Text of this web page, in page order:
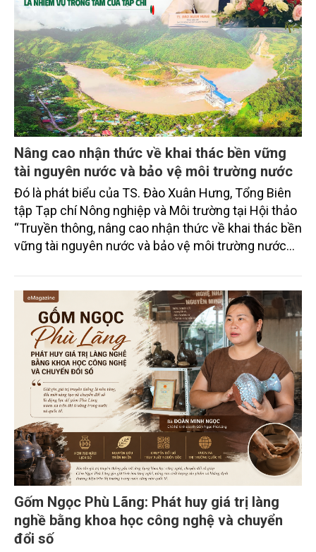
Nâng cao nhận thức về khai thác bền vững
tài nguyên nước và bảo vệ môi trường nước
Đó là phát biểu của TS. Đào Xuân Hưng, Tổng Biên
tập Tạp chí Nông nghiệp và Môi trường tại Hội thảo
“Truyền thông, nâng cao nhận thức về khai thác bền
vững tài nguyên nước và bảo vệ môi trường nước
trường phối hợp với Sở Nông nghiệp và Môi trường
tỉnh Lai Châu tổ chức ngày 10/7/2026. Hội thảo thu
hút sự tham gia của hơn 100 đại biểu là lãnh đạo
các đơn vị thuộc Bộ Nông nghiệp và Môi trường,
chuyên gia, nhà khoa học, Sở Nông nghiệp và Môi
trường tỉnh Lai Châu và đại diện các cơ quan đơn vị
doanh nghiệp ở các tỉnh miền núi phía Bắc.
Gốm Ngọc Phù Lãng: Phát huy giá trị làng
nghề bằng khoa học công nghệ và chuyển
đổi số